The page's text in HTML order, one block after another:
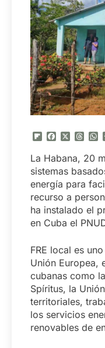
Flipboard
Facebook
La Habana, 20
sistemas
energía para
recurso a
ha instalado el
en Cuba el
FRE local es
Unión Europea,
cubanas como
Spíritus, la
territoriales,
los servicios
renovables de